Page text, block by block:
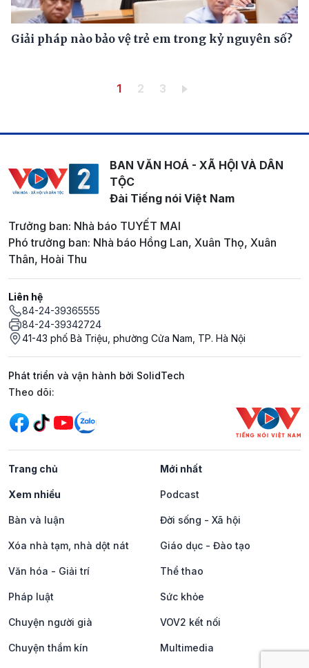
Giải pháp nào bảo vệ trẻ em trong kỷ nguyên số?
Trang hiện thời
1 Trang
2 Trang
3
BAN VĂN HOÁ - XÃ HỘI VÀ DÂN
TỘC
Đài Tiếng nói Việt Nam
Trưởng ban: Nhà báo TUYẾT MAI
Phó trưởng ban: Nhà báo Hồng Lan, Xuân Thọ, Xuân
Thân, Hoài Thu
Liên hệ
84-24-39365555
84-24-39342724
41-43 phố Bà Triệu, phường Cửa Nam, TP. Hà Nội
Phát triển và vận hành bởi SolidTech
Mạng xã hội
Theo dõi:
Trang chủ Mới nhất
Xem nhiều Podcast
Bàn và luận Đời sống - Xã hội
Xóa nhà tạm, nhà dột nát Giáo dục - Đào tạo
Văn hóa - Giải trí Thể thao
Pháp luật Sức khỏe
Chuyện người già VOV2 kết nối
Chuyện thầm kín Multimedia